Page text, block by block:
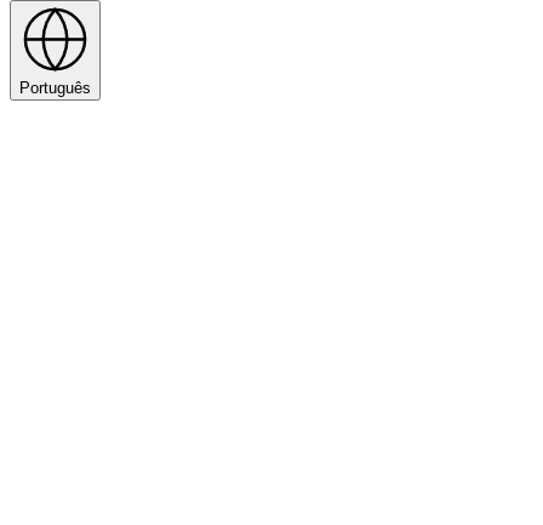
Português